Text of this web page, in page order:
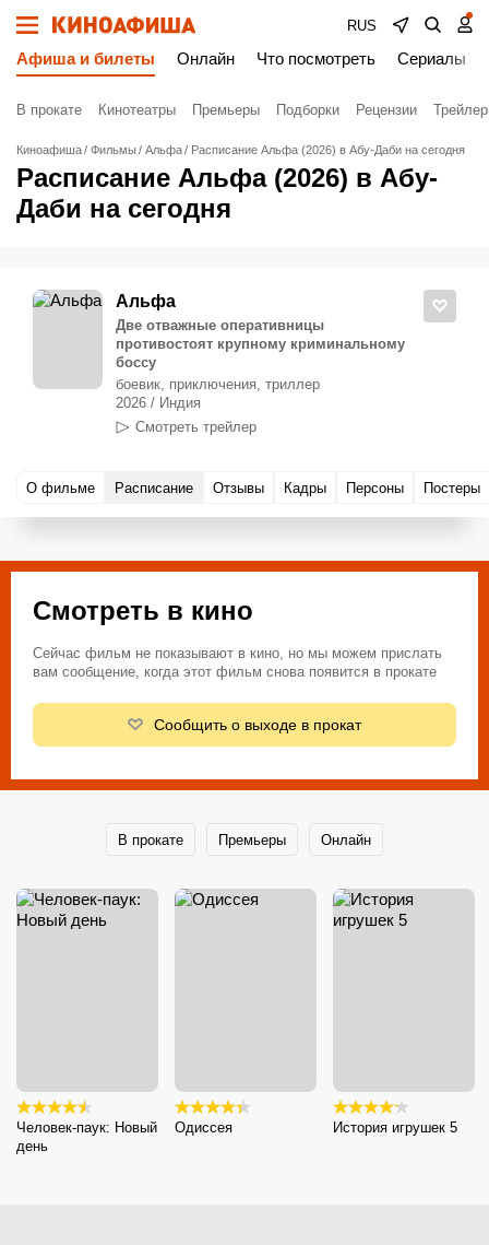
RUS
Афиша и билеты Онлайн Что посмотреть Сериалы
В прокате Кинотеатры Премьеры Подборки Рецензии
Киноафиша Фильмы Альфа Расписание Альфа (2026) в Абу-Даби на сегодня
Расписание Альфа (2026) в Абу-
Даби на сегодня
Альфа
Две отважные оперативницы
противостоят крупному криминальному
боссу
боевик, приключения, триллер
2026 / Индия
Смотреть трейлер
О фильме Расписание Отзывы Кадры Персоны Постеры
Смотреть в кино
Сейчас фильм не показывают в кино, но мы можем прислать
вам сообщение, когда этот фильм снова появится в прокате
Сообщить о выходе в прокат
В прокате Премьеры Онлайн
Человек-паук: Новый
день
Одиссея История игрушек 5